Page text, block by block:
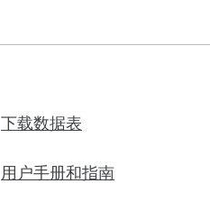
下载数据表
用户手册和指南